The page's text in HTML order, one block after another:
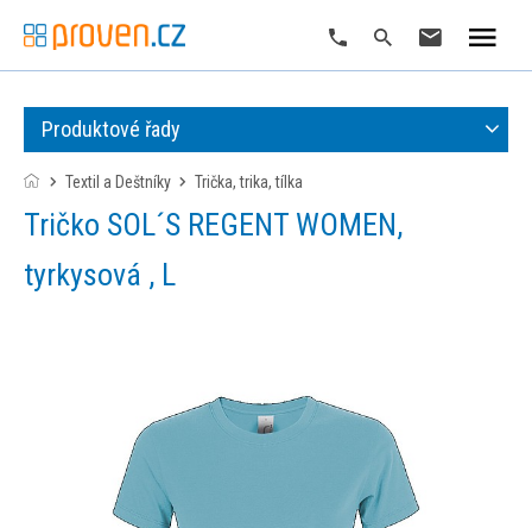
Produktové řady
Textil a Deštníky trička, trika, tílka
Tričko SOL´S REGENT WOMEN,
tyrkysová , L